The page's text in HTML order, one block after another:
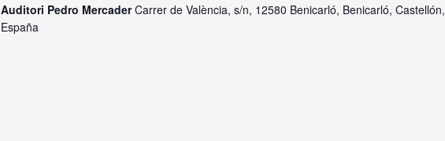
Auditori Pedro MercaderCarrer de València, s/n, 12580 Benicarló, Benicarló, Castellón,
España